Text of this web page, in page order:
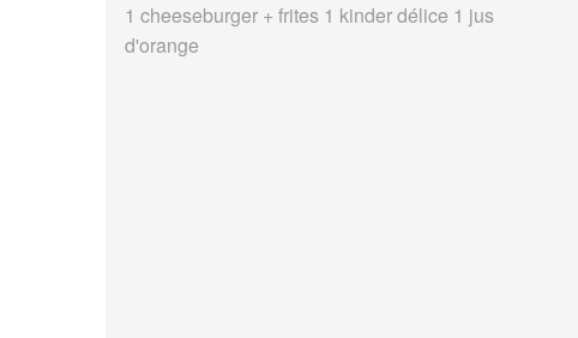
1 cheeseburger + frites 1 kinder délice 1 jus
d'orange